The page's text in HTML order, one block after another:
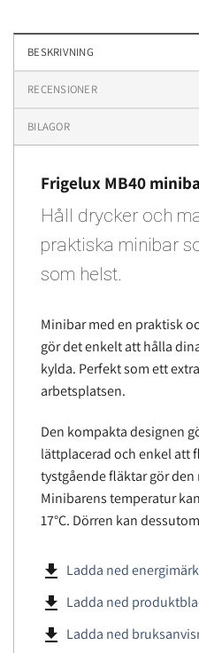
BESKRIVNING
RECENSIONER
BILAGOR
Frigelux MB40
Håll drycker och
praktiska minibar
som helst.
Minibar med en praktisk
gör det enkelt att hålla
kylda. Perfekt som ett
arbetsplatsen.
Den kompakta designen
lättplacerad och enkel att
tystgående fläktar gör den
Minibarens temperatur
17°C. Dörren kan
file_download Ladda ned
file_download Ladda ned
file_download Ladda ned